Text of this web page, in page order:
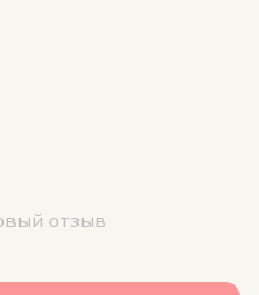
отзыв